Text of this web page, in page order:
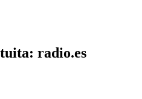
radio.es